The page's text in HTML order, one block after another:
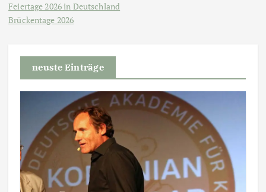
Feiertage 2026 in Deutschland
Brückentage 2026
neuste Einträge